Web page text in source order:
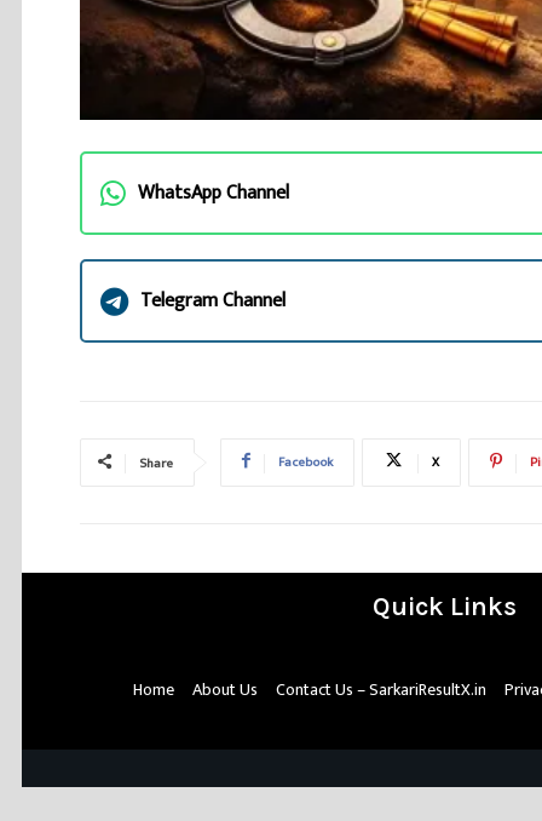
WhatsApp Channel
Telegram Channel
Share Facebook X
Quick Links
Home About Us Contact Us – SarkariResultX.in